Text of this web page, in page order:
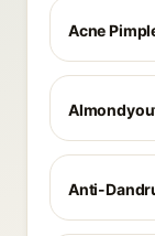
Acne
Anti-